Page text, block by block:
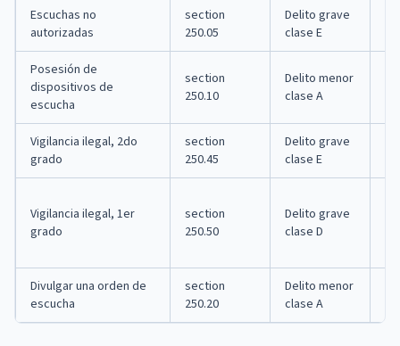
Escuchas no
autorizadas
section
250.05
Delito grave
clase E
Posesión de
dispositivos de
escucha
section
250.10
Delito menor
clase A
Vigilancia ilegal, 2do
grado
section
250.45
Delito grave
clase E
Vigilancia ilegal, 1er
grado
section
250.50
Delito grave
clase D
Divulgar una orden de
escucha
section
250.20
Delito menor
clase A